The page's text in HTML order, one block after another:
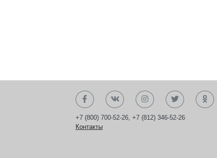
+7 (800) 700-52-26, +7 (812) 346-52-26
Контакты